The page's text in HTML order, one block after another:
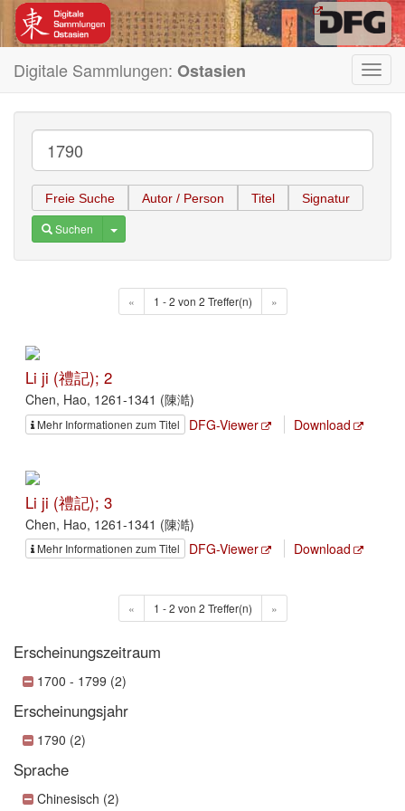
Digitale Sammlungen: Ostasien
Freie Suche Autor / Person Titel Signatur
Suchen Toggle Dropdown
« 1 - 2 von 2 Treffer(n) »
Li ji (禮記); 2
Chen, Hao, 1261-1341 (陳澔)
Mehr Informationen zum Titel DFG-Viewer Download
Li ji (禮記); 3
Chen, Hao, 1261-1341 (陳澔)
Mehr Informationen zum Titel DFG-Viewer Download
« 1 - 2 von 2 Treffer(n) »
Erscheinungszeitraum
1700 - 1799 (2)
Erscheinungsjahr
1790 (2)
Sprache
Chinesisch (2)